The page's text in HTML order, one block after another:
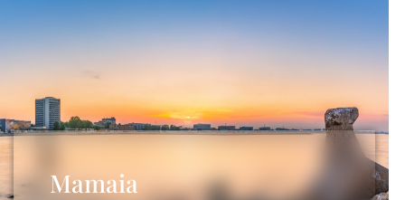
Mamaia Vezi camerele noastre